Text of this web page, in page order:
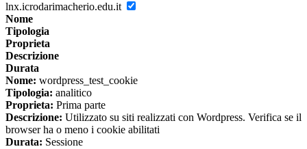
lnx.icrodarimacherio.edu.it
Nome
Tipologia
Proprieta
Descrizione
Durata
Nome: wordpress_test_cookie
Tipologia: analitico
Proprieta: Prima parte
Descrizione: Utilizzato su siti realizzati con Wordpress. Verifica se il
browser ha o meno i cookie abilitati
Durata: Sessione